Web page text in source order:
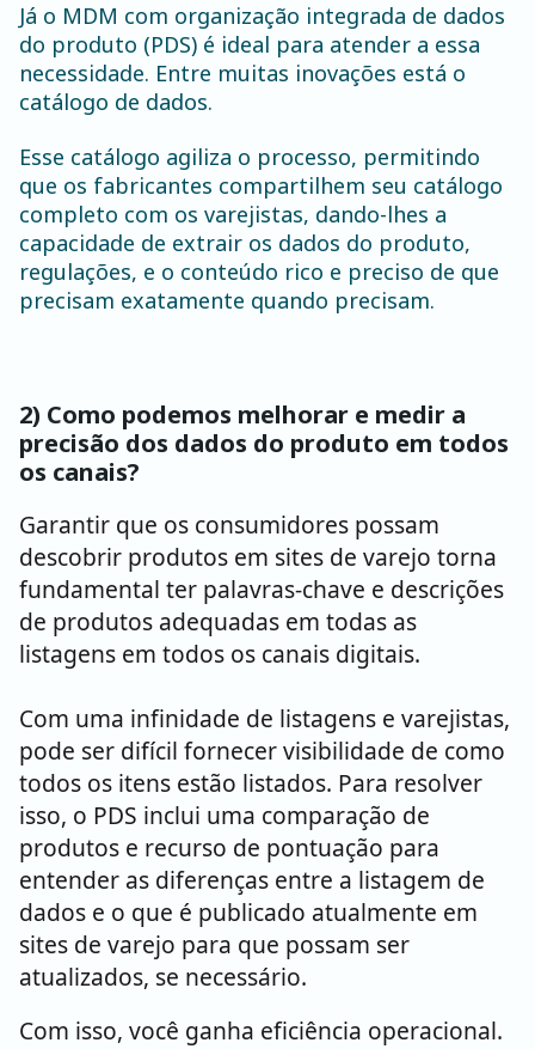
Já o MDM com organização integrada de dados
do produto (PDS) é ideal para atender a essa
necessidade. Entre muitas inovações está o
catálogo de dados.
Esse catálogo agiliza o processo, permitindo
que os fabricantes compartilhem seu catálogo
completo com os varejistas, dando-lhes a
capacidade de extrair os dados do produto,
regulações, e o conteúdo rico e preciso de que
precisam exatamente quando precisam.
2) Como podemos melhorar e medir a
precisão dos dados do produto em todos
os canais?
Garantir que os consumidores possam
descobrir produtos em sites de varejo torna
fundamental ter palavras-chave e descrições
de produtos adequadas em todas as
listagens em todos os canais digitais.
Com uma infinidade de listagens e varejistas,
pode ser difícil fornecer visibilidade de como
todos os itens estão listados. Para resolver
isso, o PDS inclui uma comparação de
produtos e recurso de pontuação para
entender as diferenças entre a listagem de
dados e o que é publicado atualmente em
sites de varejo para que possam ser
atualizados, se necessário.
Com isso, você ganha eficiência operacional.